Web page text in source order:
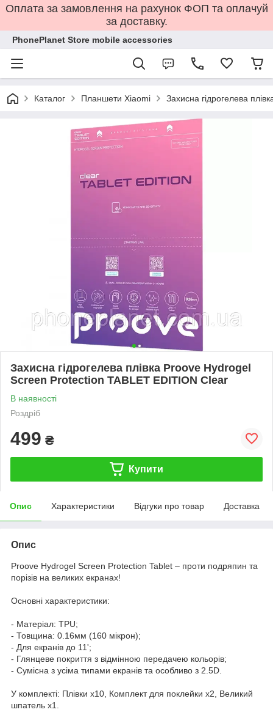
Оплата за замовлення на рахунок ФОП та оплачуй
за доставку.
PhonePlanet Store mobile accessories
Каталог Планшети Xiaomi Захисна гідрогелева
Захисна гідрогелева плівка Proove Hydrogel
Screen Protection TABLET EDITION Clear
В наявності
Роздріб
499 ₴
Купити
Опис Характеристики Відгуки про товар Доставка
Опис
Proove Hydrogel Screen Protection Tablet – проти подряпин та
порізів на великих екранах!
Основні характеристики:
- Матеріал: TPU;
- Товщина: 0.16мм (160 мікрон);
- Для екранів до 11';
- Глянцеве покриття з відмінною передачею кольорів;
- Сумісна з усіма типами екранів та особливо з 2.5D.
У комплекті: Плівки х10, Комплект для поклейки х2, Великий
шпатель х1.